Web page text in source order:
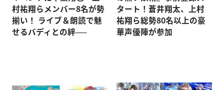
村祐翔らメンバー8名が勢
揃い！ ライブ＆朗読で魅
せるバディとの絆──
タート！蒼井翔太、上村
祐翔ら総勢80名以上の豪
華声優陣が参加